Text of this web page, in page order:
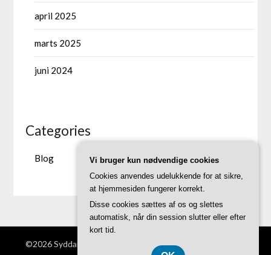
april 2025
marts 2025
juni 2024
Categories
Blog
©2026 Syddanskinnovation.dk | Theme by
Vi bruger kun nødvendige cookies
Cookies anvendes udelukkende for at sikre,
at hjemmesiden fungerer korrekt.
Disse cookies sættes af os og slettes
automatisk, når din session slutter eller efter
kort tid.